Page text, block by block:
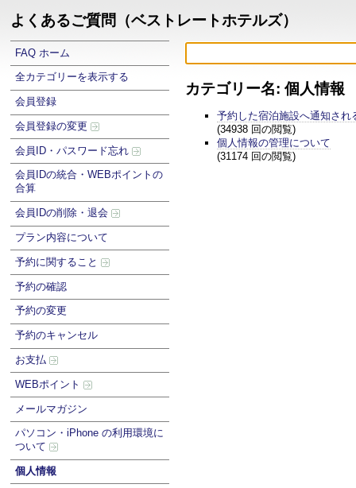
よくあるご質問（ベストレートホテルズ）
FAQ ホーム
全カテゴリーを表示する
会員登録
会員登録の変更
会員ID・パスワード忘れ
会員IDの統合・WEBポイントの
合算
会員IDの削除・退会
プラン内容について
予約に関すること
予約の確認
予約の変更
予約のキャンセル
お支払
WEBポイント
メールマガジン
パソコン・iPhone の利用環境に
ついて
個人情報
カテゴリー名: 個人情報
予約した宿泊施設へ通知され
(34938 回の閲覧)
個人情報の管理について
(31174 回の閲覧)